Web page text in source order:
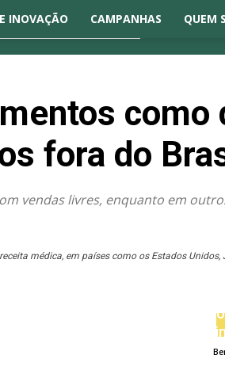
INOVAÇÃO CAMPANHAS QUEM
como
fora do
vendas livres, enquanto em
médica, em países como os Estados